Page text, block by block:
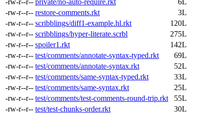
-rw-r--r-- private/no-auto-require.rkt
6L
-rw-r--r-- restore-comments.rkt
3L
-rw-r--r-- scribblings/diff1-example.hl.rkt
120L
-rw-r--r-- scribblings/hyper-literate.scrbl
275L
-rw-r--r-- spoiler1.rkt
142L
-rw-r--r-- test/comments/annotate-syntax-typed.rkt
69L
-rw-r--r-- test/comments/annotate-syntax.rkt
52L
-rw-r--r-- test/comments/same-syntax-typed.rkt
33L
-rw-r--r-- test/comments/same-syntax.rkt
25L
-rw-r--r-- test/comments/test-comments-round-trip.rkt
55L
-rw-r--r-- test/test-chunks-order.rkt 30L